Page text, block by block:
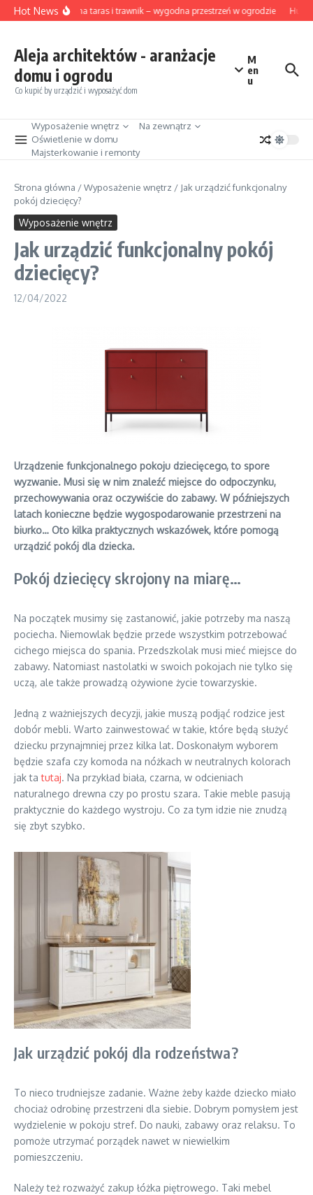
Przejdź do treści
Hot NewsOsłona na taras i trawnik – wygodna przestrzeń w ogrodzie
Aleja architektów - aranżacje
domu i ogrodu
Co kupić by urządzić i wyposażyć dom
M
en
u
Wyposażenie wnętrz
Na zewnątrz
Oświetlenie w domu
Majsterkowanie i remonty
Strona główna /Wyposażenie wnętrz / Jak urządzić funkcjonalny
pokój dziecięcy?
Wyposażenie wnętrz
Jak urządzić funkcjonalny pokój
dziecięcy?
12/04/2022
Urządzenie funkcjonalnego pokoju dziecięcego, to spore
wyzwanie. Musi się w nim znaleźć miejsce do odpoczynku,
przechowywania oraz oczywiście do zabawy. W późniejszych
latach konieczne będzie wygospodarowanie przestrzeni na
biurko… Oto kilka praktycznych wskazówek, które pomogą
urządzić pokój dla dziecka.
Pokój dziecięcy skrojony na miarę…
Na początek musimy się zastanowić, jakie potrzeby ma naszą
pociecha. Niemowlak będzie przede wszystkim potrzebować
cichego miejsca do spania. Przedszkolak musi mieć miejsce do
zabawy. Natomiast nastolatki w swoich pokojach nie tylko się
uczą, ale także prowadzą ożywione życie towarzyskie.
Jedną z ważniejszych decyzji, jakie muszą podjąć rodzice jest
dobór mebli. Warto zainwestować w takie, które będą służyć
dziecku przynajmniej przez kilka lat. Doskonałym wyborem
będzie szafa czy komoda na nóżkach w neutralnych kolorach
jak tatutaj. Na przykład biała, czarna, w odcieniach
naturalnego drewna czy po prostu szara. Takie meble pasują
praktycznie do każdego wystroju. Co za tym idzie nie znudzą
się zbyt szybko.
Jak urządzić pokój dla rodzeństwa?
To nieco trudniejsze zadanie. Ważne żeby każde dziecko miało
chociaż odrobinę przestrzeni dla siebie. Dobrym pomysłem jest
wydzielenie w pokoju stref. Do nauki, zabawy oraz relaksu. To
pomoże utrzymać porządek nawet w niewielkim
pomieszczeniu.
Należy też rozważyć zakup łóżka piętrowego. Taki mebel